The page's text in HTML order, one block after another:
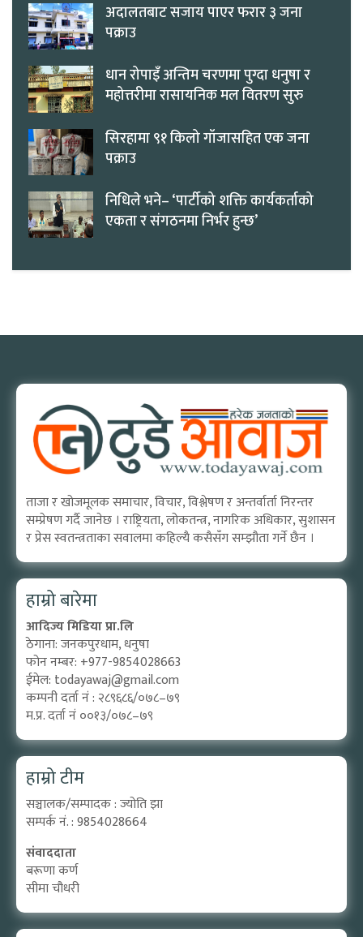
अदालतबाट सजाय पाएर फरार ३ जना
पक्राउ
धान रोपाइँ अन्तिम चरणमा पुग्दा धनुषा र
महोत्तरीमा रासायनिक मल वितरण सुरु
सिरहामा ९१ किलो गाँजासहित एक जना
पक्राउ
निधिले भने– ‘पार्टीको शक्ति कार्यकर्ताको
एकता र संगठनमा निर्भर हुन्छ’
ताजा र खोजमूलक समाचार, विचार, विश्लेषण र अन्तर्वार्ता निरन्तर
सम्प्रेषण गर्दै जानेछ । राष्ट्रियता, लोकतन्त्र, नागरिक अधिकार, सुशासन
र प्रेस स्वतन्त्रताका सवालमा कहिल्यै कसैसँग सम्झौता गर्ने छैन ।
हाम्रो बारेमा
आदिज्य मिडिया प्रा.लि
ठेगाना: जनकपुरधाम, धनुषा
फोन नम्बर: +977-9854028663
ईमेल: todayawaj@gmail.com
कम्पनी दर्ता नं : २८९६८६/०७८–७९
म.प्र. दर्ता नं ००१३/०७८–७९
हाम्रो टीम
सञ्चालक/सम्पादक : ज्योति झा
सम्पर्क नं. : 9854028664
संवाददाता
बरूणा कर्ण
सीमा चौधरी